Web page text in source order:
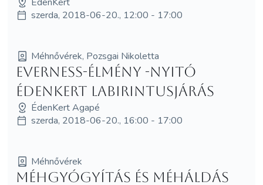
szerda, 2018-06-20., 12:00 - 17:00
Méhnővérek, Pozsgai Nikoletta
EVERNESS-élmény -Nyitó
Édenkert Labirintusjárás
ÉdenKert Agapé
szerda, 2018-06-20., 16:00 - 17:00
Méhnővérek
Méhgyógyítás és MéhÁldás